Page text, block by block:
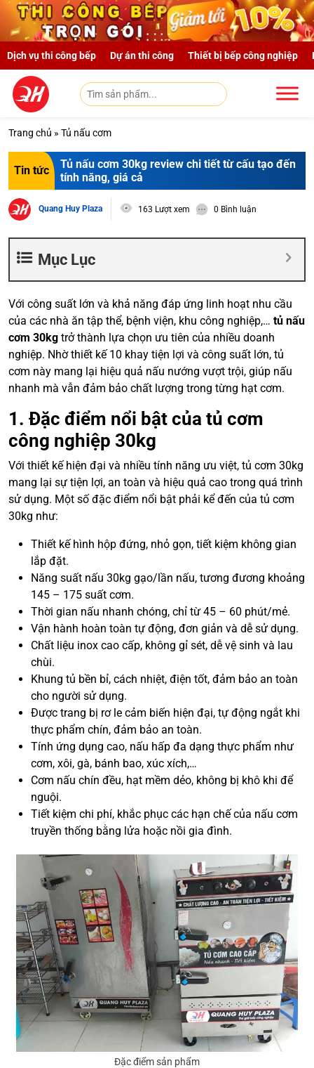
Skip to main content
Dịch vụ thi công bếp Dự án thi công Thiết bị bếp công nghiệp
Trang chủ » Tủ nấu cơm
Tin tức
Tủ nấu cơm 30kg review chi tiết từ cấu tạo đến
tính năng, giá cả
Quang Huy Plaza 163 Lượt xem 0 Bình luận
Mục Lục
Với công suất lớn và khả năng đáp ứng linh hoạt nhu cầu
của các nhà ăn tập thể, bệnh viện, khu công nghiệp,… tủ nấu
cơm 30kg trở thành lựa chọn ưu tiên của nhiều doanh
nghiệp. Nhờ thiết kế 10 khay tiện lợi và công suất lớn, tủ
cơm này mang lại hiệu quả nấu nướng vượt trội, giúp nấu
nhanh mà vẫn đảm bảo chất lượng trong từng hạt cơm.
1. Đặc điểm nổi bật của tủ cơm
công nghiệp 30kg
Với thiết kế hiện đại và nhiều tính năng ưu việt, tủ cơm 30kg
mang lại sự tiện lợi, an toàn và hiệu quả cao trong quá trình
sử dụng. Một số đặc điểm nổi bật phải kể đến của tủ cơm
30kg như:
Thiết kế hình hộp đứng, nhỏ gọn, tiết kiệm không gian
lắp đặt.
Năng suất nấu 30kg gạo/lần nấu, tương đương khoảng
145 – 175 suất cơm.
Thời gian nấu nhanh chóng, chỉ từ 45 – 60 phút/mẻ.
Vận hành hoàn toàn tự động, đơn giản và dễ sử dụng.
Chất liệu inox cao cấp, không gỉ sét, dễ vệ sinh và lau
chùi.
Khung tủ bền bỉ, cách nhiệt, điện tốt, đảm bảo an toàn
cho người sử dụng.
Được trang bị rơ le cảm biến hiện đại, tự động ngắt khi
thực phẩm chín, đảm bảo an toàn.
Tính ứng dụng cao, nấu hấp đa dạng thực phẩm như
cơm, xôi, gà, bánh bao, xúc xích,…
Cơm nấu chín đều, hạt mềm dẻo, không bị khô khi để
nguội.
Tiết kiệm chi phí, khắc phục các hạn chế của nấu cơm
truyền thống bằng lửa hoặc nồi gia đình.
Đặc điểm sản phẩm